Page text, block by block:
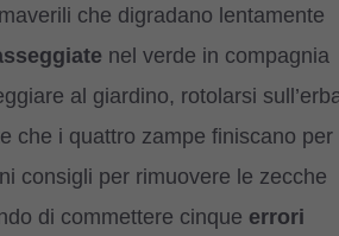
che digradano lentamente
nel verde in compagnia
al giardino, rotolarsi
che i quattro zampe finiscano per
consigli per rimuovere le zecche
di commettere cinque errori